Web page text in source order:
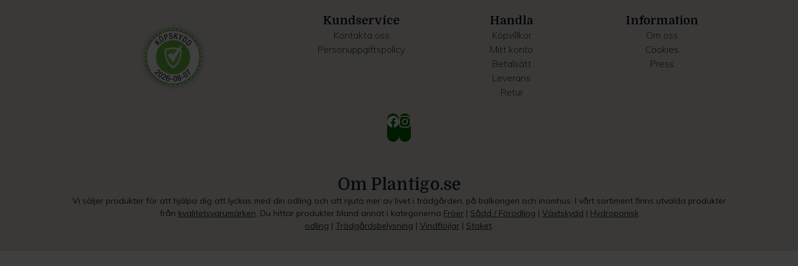
Kundservice
Kontakta oss
Personuppgiftspolicy
Handla
Köpvillkor
Mitt konto
Betalsätt
Leverans
Retur
Information
Om oss
Cookies
Press
Om Plantigo.se
Vi säljer produkter för att hjälpa dig att lyckas med din odling och att njuta mer av livet i trädgården, på balkongen och inomhus. I vårt sortiment finns utvalda produkter
från kvalitetsvarumärken. Du hittar produkter bland annat i kategorierna Fröer| Sådd / Förodling | Växtskydd | Hydroponisk
odling | Trädgårdsbelysning | Vindflöjlar | Staket.